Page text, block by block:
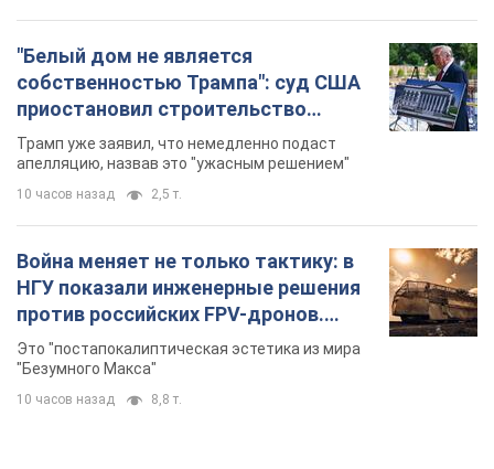
"Белый дом не является
собственностью Трампа": суд США
приостановил строительство
бального зала стоимостью 400 млн
долларов
Трамп уже заявил, что немедленно подаст
апелляцию, назвав это "ужасным решением"
10 часов назад 2,5 т.
Война меняет не только тактику: в
НГУ показали инженерные решения
против российских FPV-дронов.
Фото
Это "постапокалиптическая эстетика из мира
"Безумного Макса"
10 часов назад 8,8 т.